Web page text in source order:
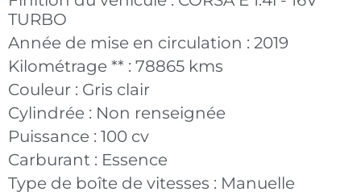
TURBO
Année de mise en circulation : 2019
Kilométrage ** : 78865 kms
Couleur : Gris clair
Cylindrée : Non renseignée
Puissance : 100 cv
Carburant : Essence
Type de boîte de vitesses : Manuelle